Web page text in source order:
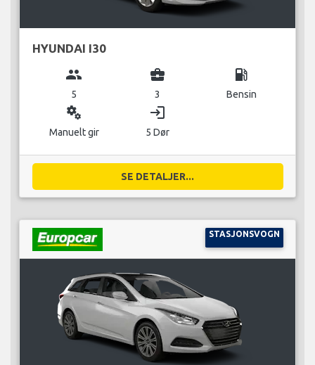
HYUNDAI I30
group
5
business_center
3
local_gas_station
Bensin
miscellaneous_services
Manuelt gir
login
5 Dør
SE DETALJER...
STASJONSVOGN